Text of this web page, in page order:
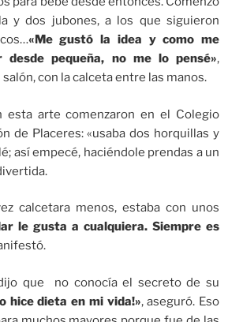
y dos jubones, a los que siguieron
«Me gustó la idea y como me
desde pequeña, no me lo pensé»,
con la calceta entre las manos.
esta arte comenzaron en el Colegio
de Placeres: «usaba dos horquillas y
así empecé, haciéndole prendas a un
calcetara menos, estaba con unos
le gusta a cualquiera. Siempre es
que no conocía el secreto de su
hice dieta en mi vida!», aseguró. Eso